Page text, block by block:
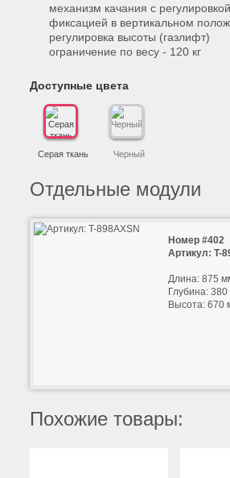
механизм качания с
фиксацией в вертикальном
регулировка высоты (газлифт)
ограничение по весу - 120 кг
Доступные цвета
Серая ткань Черный
Отдельные модули
Номер #402
Артикул: T-
Длина: 875
Глубина:
Высота: 670
Похожие товары: